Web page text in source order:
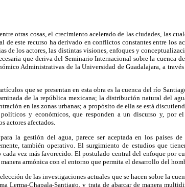
otras cosas, el crecimiento acelerado de las ciudades, las
este recurso ha derivado en conflictos constantes entre los
de los actores, las distintas visiones, enfoques y
que deriva del Seminario Internacional sobre la cuenca
Administrativas de la Universidad de Guadalajara, a
que se presentan en esta obra es la cuenca del río
de la república mexicana; la distribución natural del
en las zonas urbanas; a propósito de ella se está
y económicos, que responden a un discurso y, por
actores afectados.
la gestión del agua, parece ser aceptada en los países
también operativo. El surgimiento de estudios que
vez más favorecido. El postulado central del enfoque por
armónica con el entorno que permita el desarrollo del
de las investigaciones actuales que se hacen sobre la
Lerma-Chapala-Santiago, y trata de abarcar de manera